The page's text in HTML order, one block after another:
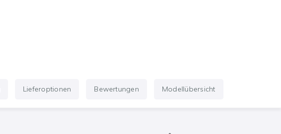
Lieferoptionen Bewertungen Modellübersicht